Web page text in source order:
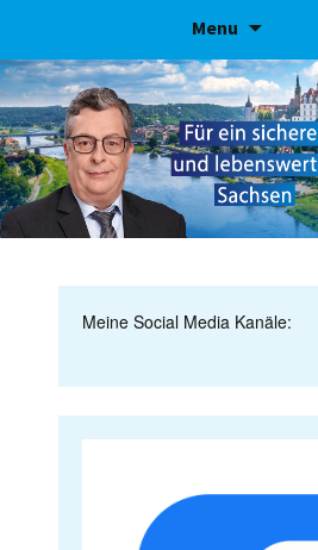
Menu
content
Meine Social Media Kanäle: